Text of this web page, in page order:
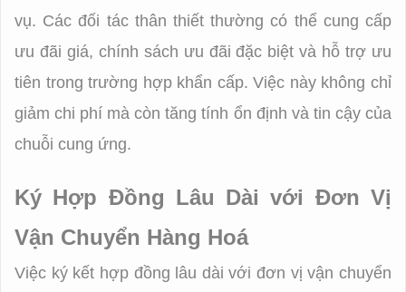
vụ. Các đối tác thân thiết thường có thể cung cấp
ưu đãi giá, chính sách ưu đãi đặc biệt và hỗ trợ ưu
tiên trong trường hợp khẩn cấp. Việc này không chỉ
giảm chi phí mà còn tăng tính ổn định và tin cậy của
chuỗi cung ứng.
Ký Hợp Đồng Lâu Dài với Đơn Vị
Vận Chuyển Hàng Hoá
Việc ký kết hợp đồng lâu dài với đơn vị vận chuyển